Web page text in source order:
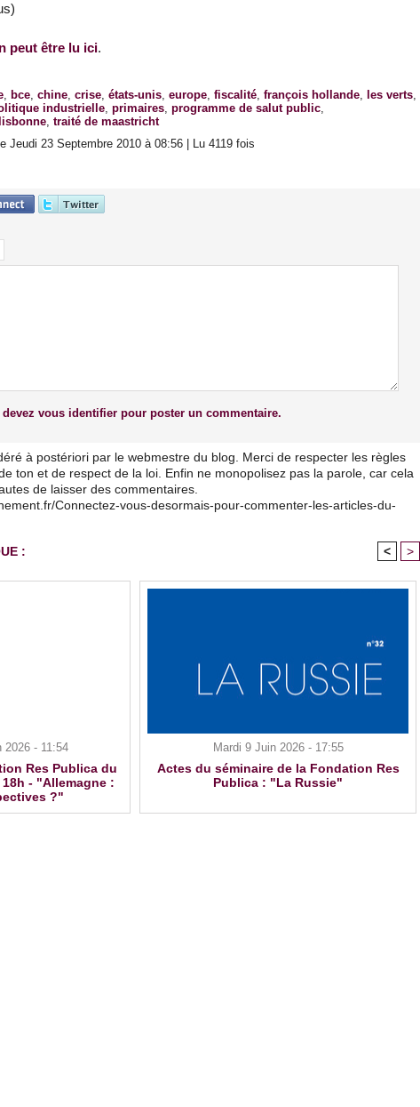
peut être lu ici.
, bce, chine, crise, états-unis, europe, fiscalité, françois hollande, les verts,
industrielle, primaires, programme de salut public,
, traité de maastricht
Jeudi 23 Septembre 2010 à 08:56 | Lu 4119 fois
devez vous identifier pour poster un commentaire.
à postériori par le webmestre du blog. Merci de respecter les règles
ton et de respect de la loi. Enfin ne monopolisez pas la parole, car cela
de laisser des commentaires.
Connectez-vous-desormais-pour-commenter-les-articles-du-
: < >
2026 - 11:54
Res Publica du
- "Allemagne :
?"
Mardi 9 Juin 2026 - 17:55
Actes du séminaire de la Fondation Res
Publica : "La Russie"